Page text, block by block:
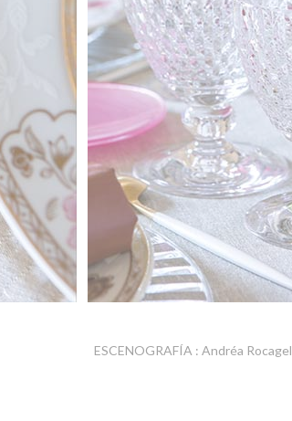
ESCENOGRAFÍA : Andréa Rocagel